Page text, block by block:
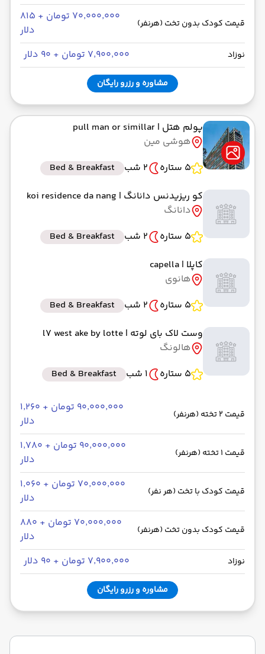
قیمت کودک بدون تخت (هرنفر)
۷۰٬۰۰۰٬۰۰۰ تومان + ۸۱۵
دلار
نوزاد ۷٬۹۰۰٬۰۰۰ تومان + ۹۰ دلار
مشاوره و رزرو رایگان
پولم هتل | pull man or simillar
هوشی مین
5 ستاره
2 شب
Bed & Breakfast
کو ریزیدنس دانانگ | koi residence da nang
دانانگ
5 ستاره
2 شب
Bed & Breakfast
کاپلا | capella
هانوی
5 ستاره
2 شب
Bed & Breakfast
وست لاک بای لوته | l7 west ake by lotte
هالونگ
5 ستاره
1 شب Bed & Breakfast
قیمت 2 تخته (هرنفر)
۹۰٬۰۰۰٬۰۰۰ تومان + ۱٬۲۶۰
دلار
قیمت 1 تخته (هرنفر)
۹۰٬۰۰۰٬۰۰۰ تومان + ۱٬۷۸۰
دلار
قیمت کودک با تخت (هر نفر)
۷۰٬۰۰۰٬۰۰۰ تومان + ۱٬۰۶۰
دلار
قیمت کودک بدون تخت (هرنفر)
۷۰٬۰۰۰٬۰۰۰ تومان + ۸۸۰
دلار
نوزاد ۷٬۹۰۰٬۰۰۰ تومان + ۹۰ دلار
مشاوره و رزرو رایگان